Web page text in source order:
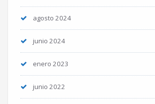
agosto 2024
junio 2024
enero 2023
junio 2022